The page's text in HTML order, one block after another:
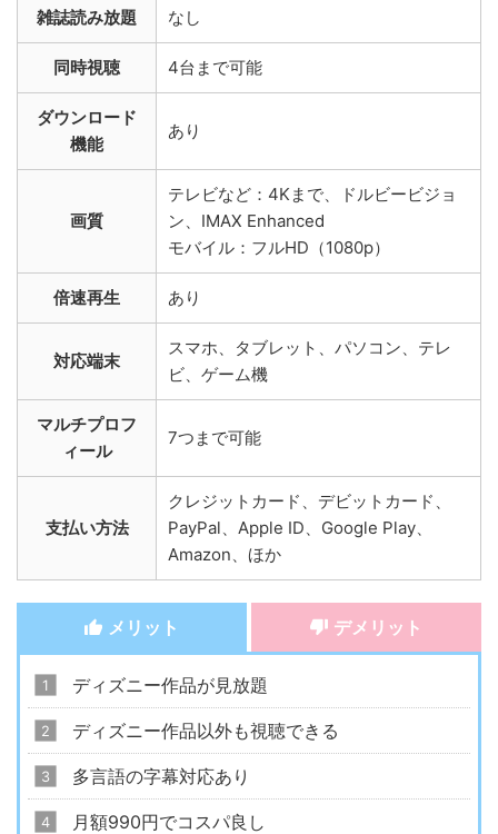
雑誌読み放題 なし
同時視聴 4台まで可能
ダウンロード
機能
あり
画質
テレビなど：4Kまで、ドルビービジョ
ン、IMAX Enhanced
モバイル：フルHD（1080p）
倍速再生 あり
対応端末
スマホ、タブレット、パソコン、テレ
ビ、ゲーム機
マルチプロフ
ィール
7つまで可能
支払い方法
クレジットカード、デビットカード、
PayPal、Apple ID、Google Play、
Amazon、ほか
メリット デメリット
ディズニー作品が見放題
ディズニー作品以外も視聴できる
多言語の字幕対応あり
月額990円でコスパ良し